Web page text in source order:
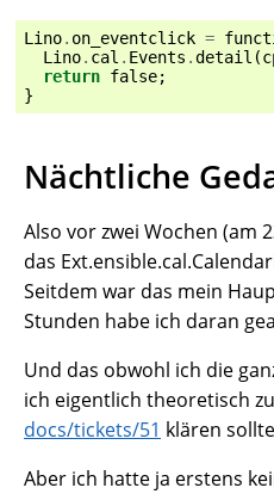
Lino. on_eventclick =
Lino. cal . Events .detail (
return false;
}
Nächtliche
Also vor zwei Wochen (am
das
Seitdem war das mein
Stunden habe ich daran
Und das obwohl ich die
ich eigentlich theoretisch
docs/tickets/51 klären
Aber ich hatte ja erstens